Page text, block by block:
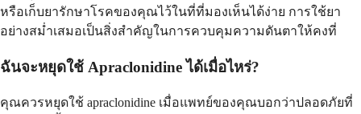
หรือเก็บยารักษาโรคของคุณไว้ในที่ที่มองเห็นได้ง่าย การใช้ยา
อย่างสม่ำเสมอเป็นสิ่งสำคัญในการควบคุมความดันตาให้คงที่
ฉันจะหยุดใช้ Apraclonidine ได้เมื่อไหร่?
คุณควรหยุดใช้ apraclonidine เมื่อแพทย์ของคุณบอกว่าปลอดภัยที่